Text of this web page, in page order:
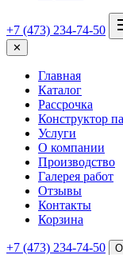
+7 (473) 234-74-50
✕
Главная
Каталог
Рассрочка
Конструктор
Услуги
О компании
Производство
Галерея работ
Отзывы
Контакты
Корзина
+7 (473) 234-74-50